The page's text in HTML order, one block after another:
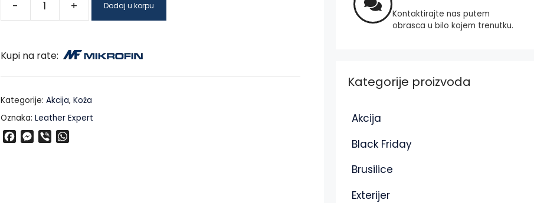
- + Dodaj u korpu
Kupi na rate:
Kategorije: Akcija, Koža
Oznaka: Leather Expert
M
Kontaktirajte nas putem
obrasca u bilo kojem trenutku.
Kategorije proizvoda
Akcija
Black Friday
Brusilice
Exterijer